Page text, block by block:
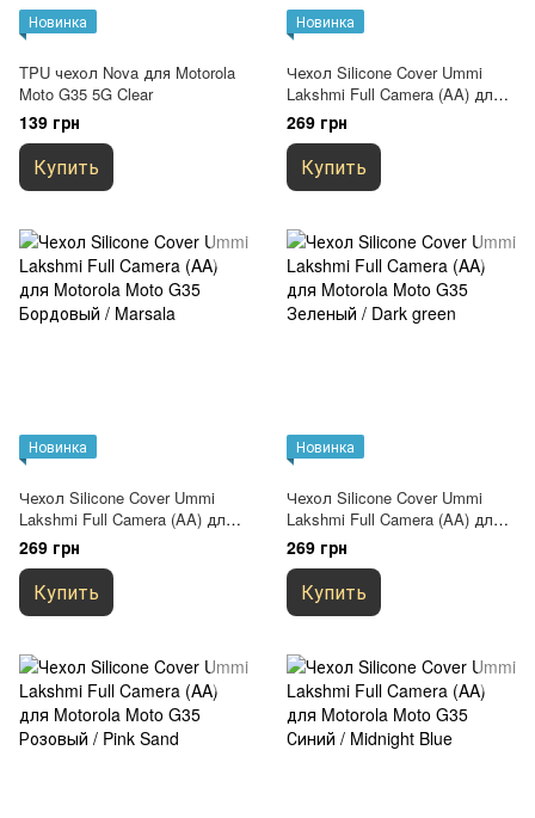
Новинка
TPU чехол Nova для Motorola
Moto G35 5G Clear
139 грн
Купить
Новинка
Чехол Silicone Cover Ummi
Lakshmi Full Camera (AA) для
Motorola Moto G35 Белый /
White
269 грн
Купить
Новинка
Чехол Silicone Cover Ummi
Lakshmi Full Camera (AA) для
Motorola Moto G35 Бордовый /
Marsala
269 грн
Купить
Новинка
Чехол Silicone Cover Ummi
Lakshmi Full Camera (AA) для
Motorola Moto G35 Зеленый /
Dark green
269 грн
Купить